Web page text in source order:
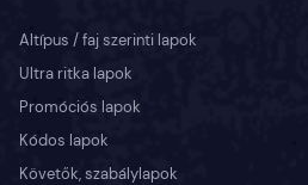
Altípus / faj szerinti lapok
Ultra ritka lapok
Promóciós lapok
Kódos lapok
Követők, szabálylapok